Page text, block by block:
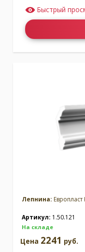
Быстрый
Лепнина:
Артикул: 1.50.121
На складе
Цена 2241 руб.